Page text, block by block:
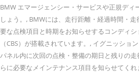
BMW エマージェンシー・サービスや正規ディ
しょう。, BMWには、走行距離・経過時間・
要な点検項目と時期をお知らせするコンディ
（CBS）が搭載されています。, イグニッショ
パネル内に次回の点検・整備の期日と残りの
らに必要なメインテナンス項目を知らせてく